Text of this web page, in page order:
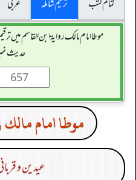
تمام کتب
ترقیم شاملہ عربی
موطا امام مالك رواية ابن القاسم میں
حدیث
موطا امام مالك
عیدین و